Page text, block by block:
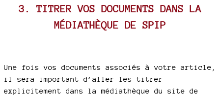
3. TITRER VOS DOCUMENTS DANS LA
MÉDIATHÈQUE DE SPIP
Une fois vos documents associés à votre article,
il sera important d’aller les titrer
explicitement dans la médiathèque du site de